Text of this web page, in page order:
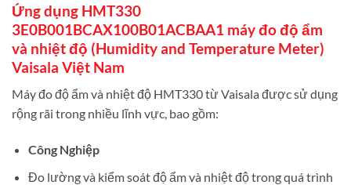
Ứng dụng HMT330
3E0B001BCAX100B01ACBAA1 máy đo độ ẩm
và nhiệt độ (Humidity and Temperature Meter)
Vaisala Việt Nam
Máy đo độ ẩm và nhiệt độ HMT330 từ Vaisala được sử dụng
rộng rãi trong nhiều lĩnh vực, bao gồm:
Công Nghiệp
Đo lường và kiểm soát độ ẩm và nhiệt độ trong quá trình